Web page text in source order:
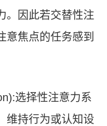
。因此若交替性注
意焦点的任务感到
选择性注意力系
维持行为或认知设